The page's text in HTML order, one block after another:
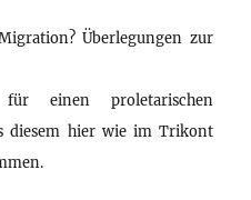
Überlegungen zur
einen proletarischen
diesem hier wie im Trikont